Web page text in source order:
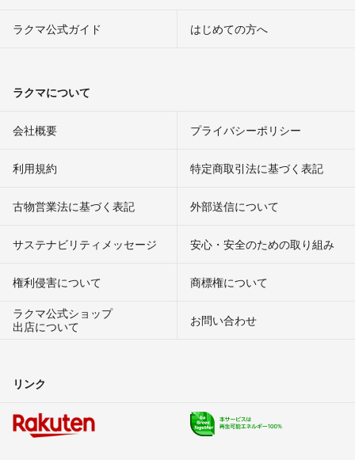
ラクマ公式ガイド はじめての方へ
ラクマについて
会社概要 プライバシーポリシー
利用規約 特定商取引法に基づく表記
古物営業法に基づく表記 外部送信について
サステナビリティメッセージ 安心・安全のための取り組み
権利侵害について
商標権について
ラクマ公式ショップ
出店について
お問い合わせ
リンク